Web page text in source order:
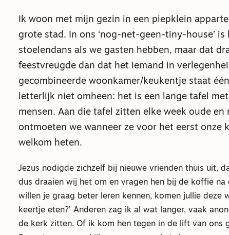
Ik woon met mijn gezin in een piepklein
grote stad. In ons ‘nog-net-geen-tiny-house’
stoelendans als we gasten hebben, maar dat
feestvreugde dan dat het iemand in
gecombineerde woonkamer/keukentje staat
letterlijk niet omheen: het is een lange tafel
mensen. Aan die tafel zitten elke week oude en
ontmoeten we wanneer ze voor het eerst onze
welkom heten.
Jezus nodigde zichzelf bij nieuwe vrienden thuis uit,
dus draaien wij het om en vragen hen bij de koffie na
willen je graag beter leren kennen, komen jullie deze
keertje eten?’ Anderen zag ik al wat langer, vaak
de kerk zitten. Of ik kom hen tegen in de lift van ons